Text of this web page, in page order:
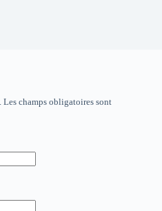
Les champs obligatoires sont